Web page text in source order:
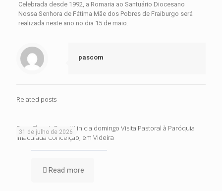
Celebrada desde 1992, a Romaria ao Santuário Diocesano
Nossa Senhora de Fátima Mãe dos Pobres de Fraiburgo será
realizada neste ano no dia 15 de maio.
pascom
Related posts
31 de julho de 2026
Dom Cleocir Bonetti inicia domingo Visita Pastoral à Paróquia
Imaculada Conceição, em Videira
Read more